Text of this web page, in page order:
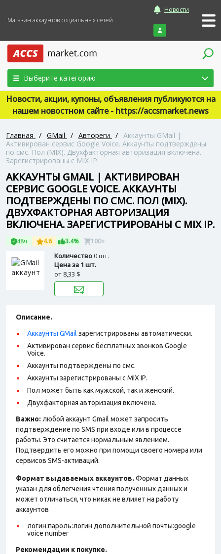
Магазин аккаунтов социальных сетей
Новости
Войти
Выберите категорию
Новости, акции, купоны, объявления публикуются на
нашем новостном сайте - https://accsmarket.news
Главная / GMail / Автореги / Аккаунты GMail |
Активирован сервис Google Voice. Аккаунты подтверждены
по смс. Пол (MIX). Двухфакторная авторизация включена.
Зарегистрированы с MIX IP.
АККАУНТЫ GMAIL | АКТИВИРОВАН
СЕРВИС GOOGLE VOICE. АККАУНТЫ
ПОДТВЕРЖДЕНЫ ПО СМС. ПОЛ (MIX).
ДВУХФАКТОРНАЯ АВТОРИЗАЦИЯ
ВКЛЮЧЕНА. ЗАРЕГИСТРИРОВАНЫ С MIX IP.
48ч 4.6 3.4% 100+
Количество0 шт.
Цена за 1 шт.
от 8,33 $
Описание.
Аккаунты GMail зарегистрированы автоматически.
Активирован сервис бесплатных звонков Google
Voice.
Аккаунты подтверждены по смс.
Аккаунты зарегистрированы с MIX IP.
Пол может быть как мужской, так и женский.
Двухфакторная авторизация включена.
Важно: любой аккаунт Gmail может запросить
подтверждение по SMS при входе или в процессе
работы. Это считается нормальным явлением.
Подтвердить его можно при помощи своего номера или
сервисов SMS-активаций.
Формат выдаваемых аккаунтов. Формат данных
указан для облегчения чтения полученных данных и
может отличаться, что никак не влияет на работу
аккаунтов
логин:пароль:логин дополнительной почты:google
voice number
Рекомендации к покупке.